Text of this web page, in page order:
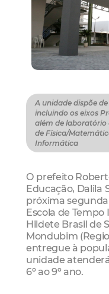
A unidade dispõe
incluindo os eixos
além de
de Física/
Informática
O prefeito
Educação, Dalila
próxima
Escola de Tempo
Hildete Brasil de
Mondubim
entregue à
unidade
6º ao 9º ano.